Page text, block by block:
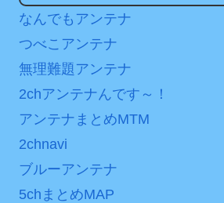
内容の後半」「今日の森保
七ツ森りり ご令嬢と召使
いの禁断の恋…1日だけ許さ
れた夫婦としての時間をひ
たすら愛し合う。
Powered by livedoor 相
互RSS
なんでもアンテナ
つべこアンテナ
無理難題アンテナ
2chアンテナんです～！
アンテナまとめMTM
2chnavi
ブルーアンテナ
5chまとめMAP